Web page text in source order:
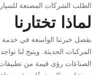
الطلب الشركات المصنعة
لماذا تختارنا
بفضل خبرتنا الواسعة في خدمة
المركبات الحديثة. ويتيح لنا
الصناعات رؤى قيمة من تطبيقات